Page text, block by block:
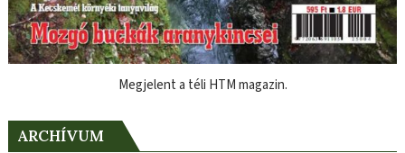
Megjelent a téli HTM magazin.
ARCHÍVUM